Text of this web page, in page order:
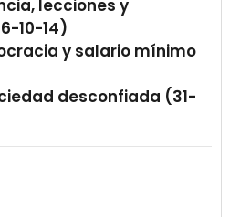
lecciones y
10-14)
y salario mínimo
desconfiada (31-